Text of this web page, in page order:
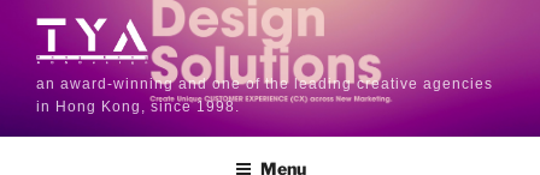
an award-winning and one of the leading creative agencies
in Hong Kong, since 1998.
Menu